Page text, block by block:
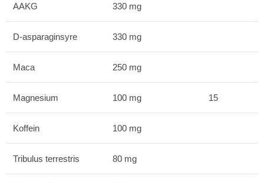
AAKG 330 mg
D-asparaginsyre 330 mg
Maca 250 mg
Magnesium 100 mg 15
Koffein 100 mg
Tribulus terrestris 80 mg